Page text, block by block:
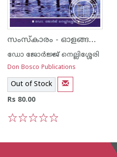
സംസ്കാരം - ഓളങ്ങളും ഉറവകളും
ഡോ ജോര്‍ജ്ജ് നെല്ലിശ്ശേരി
Don Bosco Publications
Out of Stock
Rs 80.00